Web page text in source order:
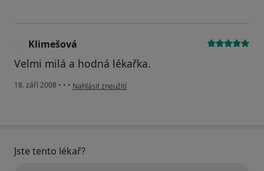
Klimešová
Velmi milá a hodná lékařka.
18. září 2008 • • • podle názoru uživatele Klimešová
Nahlásit zneužití
Jste tento lékař?